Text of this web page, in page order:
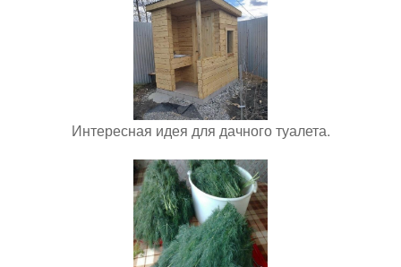
Интересная идея для дачного туалета.